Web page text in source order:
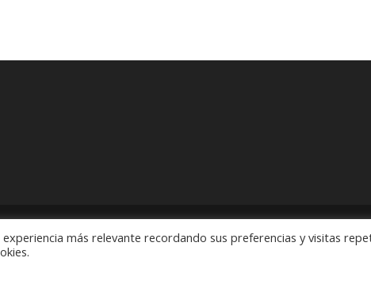
Revolución" Pedidos: 55 5563 2913 y 55 5563 1186 Rubens # 3,
más relevante recordando sus preferencias y visitas